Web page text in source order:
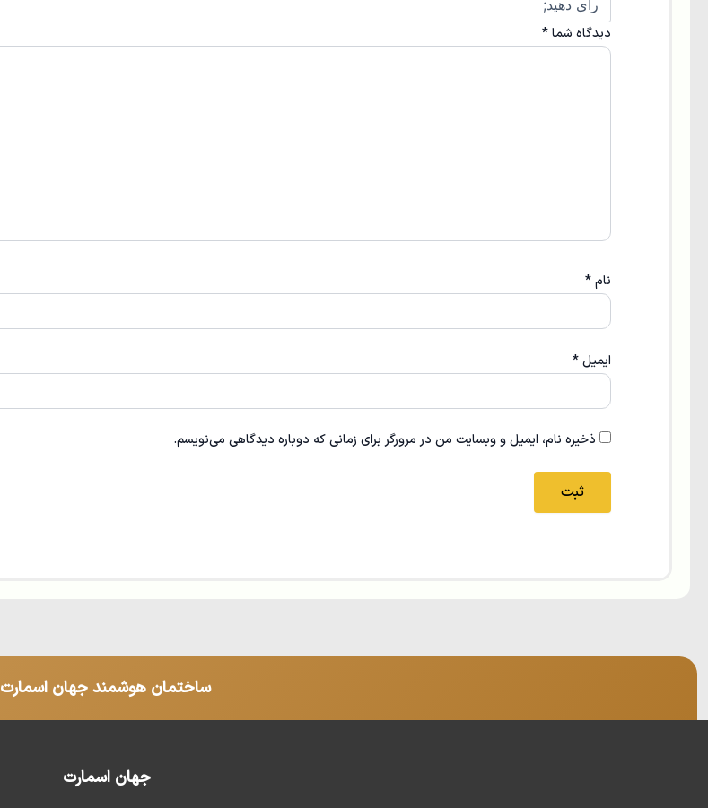
دیدگاه شما*
نام*
ایمیل*
ذخیره نام، ایمیل و وبسایت من در مرورگر برای زمانی که دوباره دیدگاهی می‌نویسم.
ساختمان هوشمند جهان اسمارت
جهان اسمارت